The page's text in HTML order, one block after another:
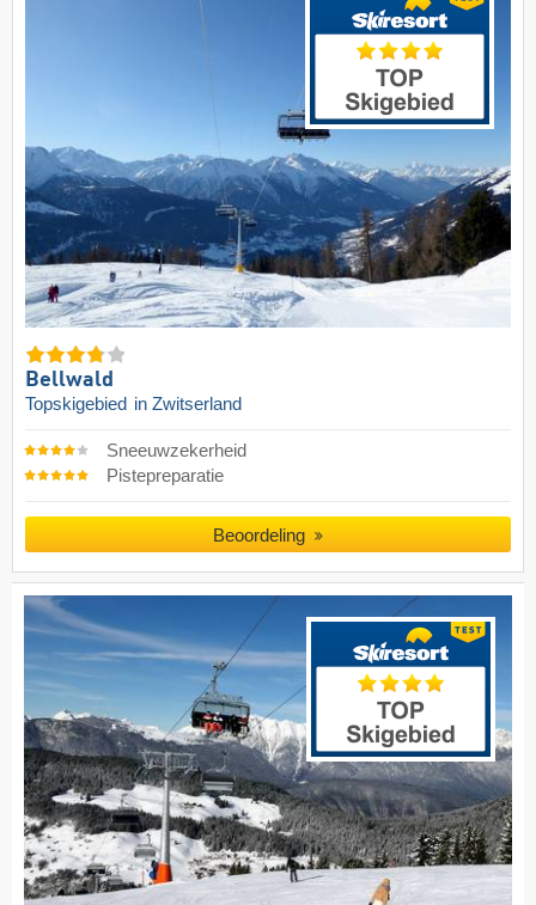
Bellwald
Topskigebied in Zwitserland
Sneeuwzekerheid
Pistepreparatie
Beoordeling